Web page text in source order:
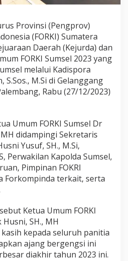
Provinsi (Pengprov)
(FORKI) Sumatera
Daerah (Kejurda) dan
FORKI Sumsel 2023 yang
melalui Kadispora
S.Sos., M.Si di Gelanggang
Rabu (27/12/2023)
Umum FORKI Sumsel Dr
didampingi Sekretaris
Yusuf, SH., M.Si,
Perwakilan Kapolda Sumsel,
Pimpinan FOKRI
Forkompinda terkait, serta
Ketua Umum FORKI
SH., MH
kepada seluruh panitia
ajang bergengsi ini
diakhir tahun 2023 ini.